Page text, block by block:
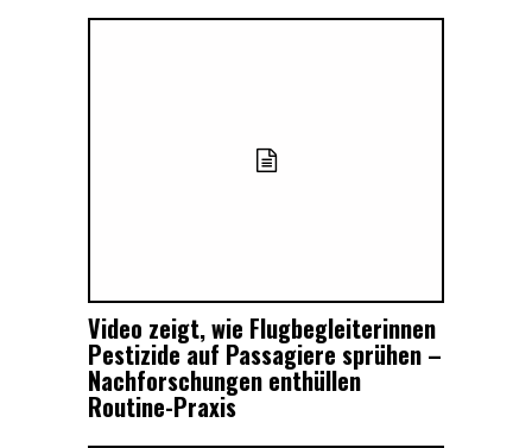
Video zeigt, wie Flugbegleiterinnen
Pestizide auf Passagiere sprühen –
Nachforschungen enthüllen
Routine-Praxis